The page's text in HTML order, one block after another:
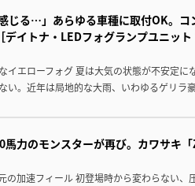
じる…」あらゆる車種に取付OK。コ
イトナ・LEDフォグランプユニッ
イエローフォグ 夏は大気の状態が不安定に
い。近年は局地的な大雨、いわゆるゲリラ
力のモンスターが再び。カワサキ
の加速フィール 初登場時から変わらない、